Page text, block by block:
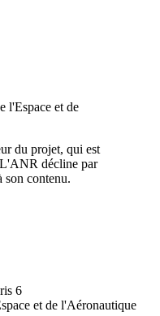
l'Espace et de
du projet, qui est
L'ANR décline par
son contenu.
6
et de l'Aéronautique